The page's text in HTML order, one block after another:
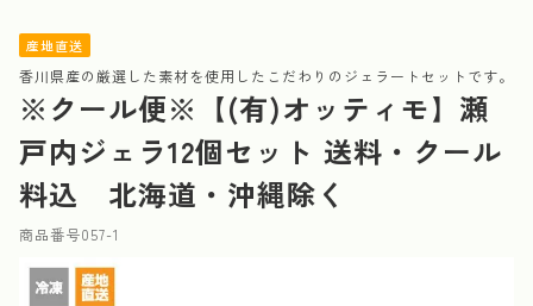
産地直送
香川県産の厳選した素材を使用したこだわりのジェラートセットです。
※クール便※【(有)オッティモ】瀬
戸内ジェラ12個セット 送料・クール
料込 北海道・沖縄除く
商品番号057-1